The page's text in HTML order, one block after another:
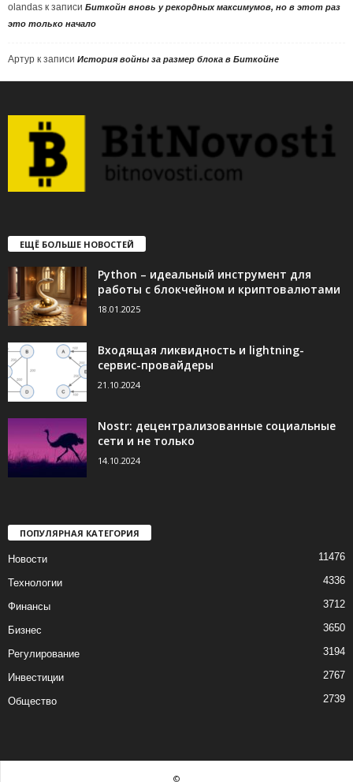
olandas к записи Биткойн вновь у рекордных максимумов, но в этот раз
это только начало
Артур к записи История войны за размер блока в Биткойне
ЕЩЁ БОЛЬШЕ НОВОСТЕЙ
Python – идеальный инструмент для
работы с блокчейном и криптовалютами
18.01.2025
Входящая ликвидность и lightning-
сервис-провайдеры
21.10.2024
Nostr: децентрализованные социальные
сети и не только
14.10.2024
ПОПУЛЯРНАЯ КАТЕГОРИЯ
Новости 11476
Технологии 4336
Финансы 3712
Бизнес 3650
Регулирование 3194
Инвестиции 2767
Общество 2739
©